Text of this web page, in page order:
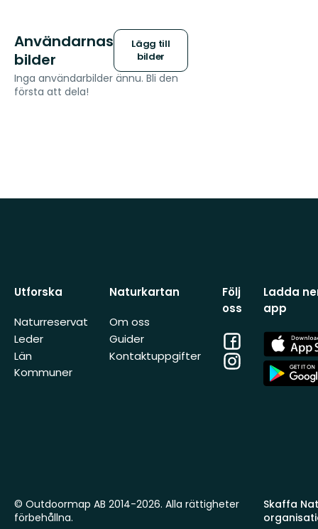
Användarnas
bilder
Lägg till
bilder
Inga användarbilder ännu. Bli den
första att dela!
Utforska
Naturreservat
Leder
Län
Kommuner
Naturkartan
Om oss
Guider
Kontaktuppgifter
Följ
oss
Facebook
Instagram
Ladda
app
App
Store
App
Store
Skaffa
© Outdoormap AB 2014-2026. Alla rättigheter
förbehållna.